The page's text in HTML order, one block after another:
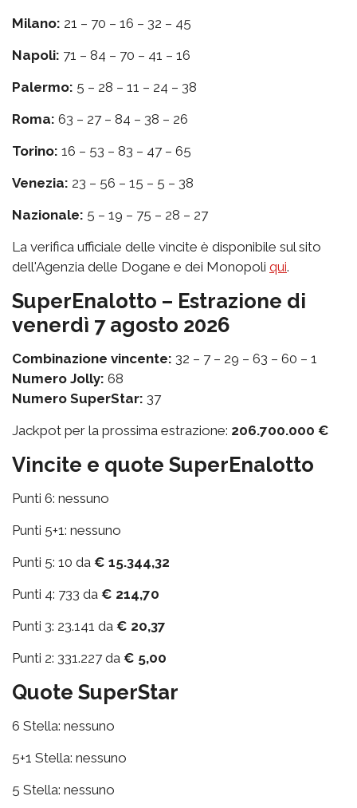
Milano: 21 – 70 – 16 – 32 – 45
Napoli: 71 – 84 – 70 – 41 – 16
Palermo: 5 – 28 – 11 – 24 – 38
Roma: 63 – 27 – 84 – 38 – 26
Torino: 16 – 53 – 83 – 47 – 65
Venezia: 23 – 56 – 15 – 5 – 38
Nazionale: 5 – 19 – 75 – 28 – 27
La verifica ufficiale delle vincite è disponibile sul sito
dell'Agenzia delle Dogane e dei Monopoli qui.
SuperEnalotto – Estrazione di
venerdì 7 agosto 2026
Combinazione vincente: 32 – 7 – 29 – 63 – 60 – 1
Numero Jolly: 68
Numero SuperStar: 37
Jackpot per la prossima estrazione: 206.700.000 €
Vincite e quote SuperEnalotto
Punti 6: nessuno
Punti 5+1: nessuno
Punti 5: 10 da € 15.344,32
Punti 4: 733 da € 214,70
Punti 3: 23.141 da € 20,37
Punti 2: 331.227 da € 5,00
Quote SuperStar
6 Stella: nessuno
5+1 Stella: nessuno
5 Stella: nessuno